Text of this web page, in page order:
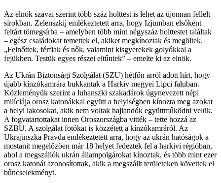
Az elnök szavai szerint több száz holttest is lehet az újonnan fellelt
sírokban. Zelenszkij emlékeztetett arra, hogy Izjumban elsőként
feltárt tömegsírba – amelyben több mint négyszáz holttestet találtak
– egész családokat temettek el, akiket megkínoztak és megöltek.
„Felnőttek, férfiak és nők, valamint kisgyerekek golyókkal a
fejükben. Testük egyes részei eltűntek” – emelte ki az elnök.
Az Ukrán Biztonsági Szolgálat (SZU) hétfőn arról adott hírt, hogy
újabb kínzókamrára bukkantak a Harkiv megyei Lipci faluban.
Közleményük szerint a luhanszki szakadárok úgynevezett népi
milíciája orosz katonákkal együtt a helyiségben kínozta meg azokat
a helyi lakosokat, akik nem voltak hajlandók együttműködni velük.
A fogvatartottakat innen Oroszországba vitték – tette hozzá az
SZBU. A szolgálat fotókat is közzétett a kínzókamráról. Az
Ukrajinszka Pravda emlékeztetett arra, hogy az ukrán hatóságok a
mostanit megelőzően már 18 helyet fedeztek fel a harkivi régióban,
ahol a megszállók ukrán állampolgárokat kínoztak, és több mint ezer
orosz katonát azonosítottak, akik a megszállt területeken követtek el
bűncselekményt.